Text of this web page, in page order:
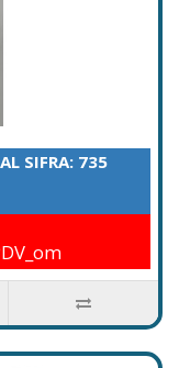
SIFRA: 735